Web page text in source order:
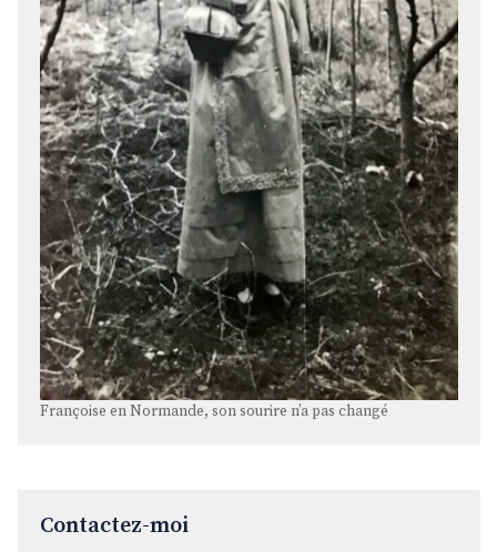
Françoise en Normande, son sourire n’a pas changé
Contactez-moi